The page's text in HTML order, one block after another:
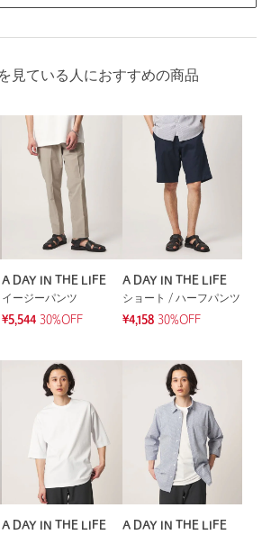
見ている人におすすめの商品
A DAY IN THE LIFE
イージーパンツ
¥5,544 30%OFF
A DAY IN THE LIFE
ショート / ハーフパンツ
¥4,158 30%OFF
A DAY IN THE LIFE
A DAY IN THE LIFE